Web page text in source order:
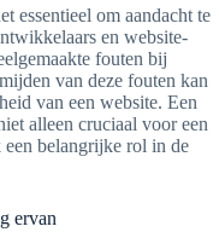
essentieel om aandacht te
en website-
fouten bij
van deze fouten kan
van een website. Een
alleen cruciaal voor een
een belangrijke rol in de
ervan